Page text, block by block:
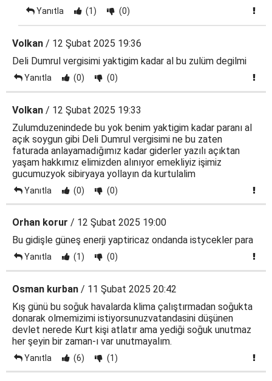
Yanıtla (1) (0)
Volkan / 12 Şubat 2025 19:36
Deli Dumrul vergisimi yaktigim kadar al bu zulüm degilmi
Yanıtla (0) (0)
Volkan / 12 Şubat 2025 19:33
Zulumduzenindede bu yok benim yaktigim kadar paranı al
açık soygun gibi Deli Dumrul vergisimi ne bu zaten
faturada anlayamadığımız kadar giderler yazılı açıktan
yaşam hakkımız elimizden alınıyor emekliyiz işimiz
gucumuzyok sibiryaya yollayın da kurtulalim
Yanıtla (0) (0)
Orhan korur / 12 Şubat 2025 19:00
Bu gidişle güneş enerji yaptiricaz ondanda istycekler para
Yanıtla (1) (0)
Osman kurban / 11 Şubat 2025 20:42
Kış günü bu soğuk havalarda klima çalıştırmadan soğukta
donarak olmemizimi istiyorsunuzvatandasini düşünen
devlet nerede Kurt kişi atlatır ama yediği soğuk unutmaz
her şeyin bir zaman-ı var unutmayalım.
Yanıtla (6) (1)